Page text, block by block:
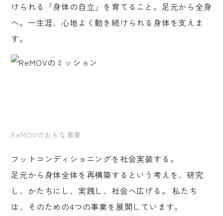
けられる「身体の自立」を育てること。足元から全身
へ。一生涯、心地よく動き続けられる身体を支えま
す。
ReMOVのおもな事業
フットコンディショニングを社会実装する。
足元から身体全体を再構築するという考えを、研究
し、かたちにし、実践し、社会へ広げる。 私たち
は、そのための4つの事業を展開しています。